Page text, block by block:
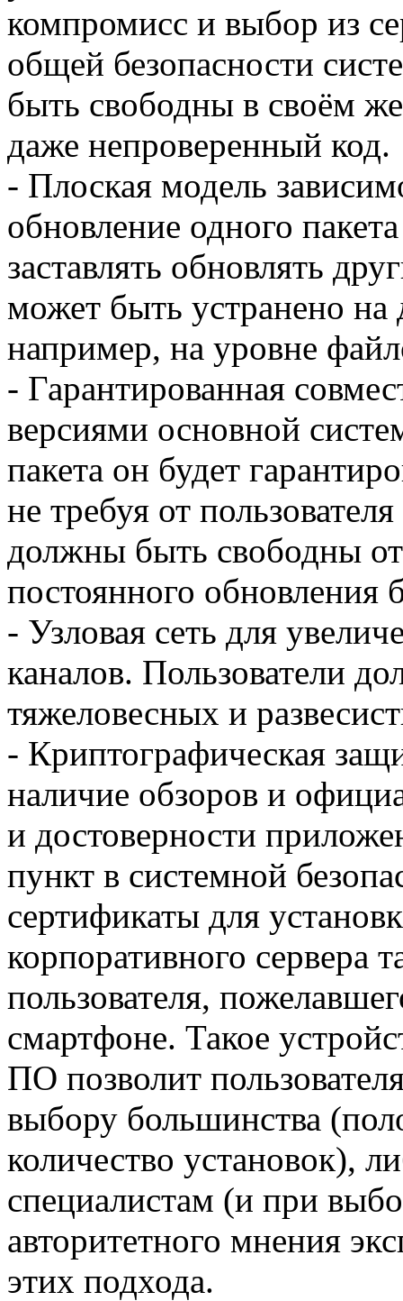
компромисс и выбор из
общей безопасности
быть свободны в своём
даже непроверенный код.
- Плоская модель
обновление одного
заставлять обновлять
может быть устранено
например, на уровне
- Гарантированная
версиями основной
пакета он будет
не требуя от
должны быть свободны
постоянного обновления
- Узловая сеть для
каналов. Пользователи
тяжеловесных и
- Криптографическая
наличие обзоров и
и достоверности
пункт в системной
сертификаты для
корпоративного сервера
пользователя,
смартфоне. Такое
ПО позволит
выбору большинства
количество установок),
специалистам (и при
авторитетного мнения
этих подхода.